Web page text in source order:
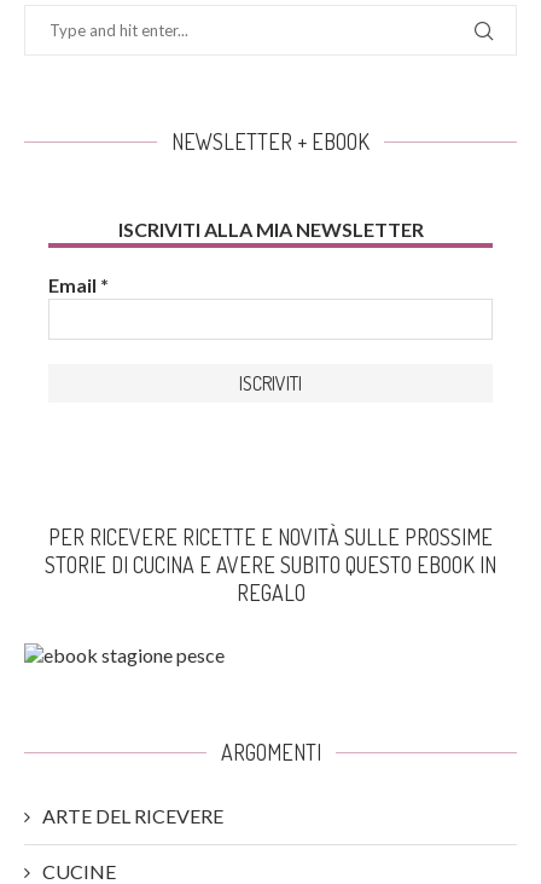
NEWSLETTER + EBOOK
ISCRIVITI ALLA MIA NEWSLETTER
Email *
PER RICEVERE RICETTE E NOVITÀ SULLE PROSSIME
STORIE DI CUCINA E AVERE SUBITO QUESTO EBOOK IN
REGALO
ARGOMENTI
ARTE DEL RICEVERE
CUCINE